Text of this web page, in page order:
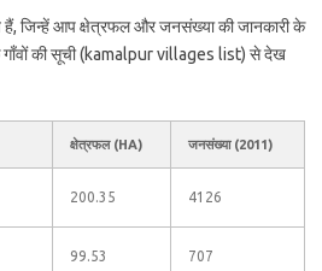
जिन्हें आप क्षेत्रफल और जनसंख्या की जानकारी के
की सूची (kamalpur villages list) से देख
क्षेत्रफल (HA) जनसंख्या (2011)
200.35 4126
99.53 707